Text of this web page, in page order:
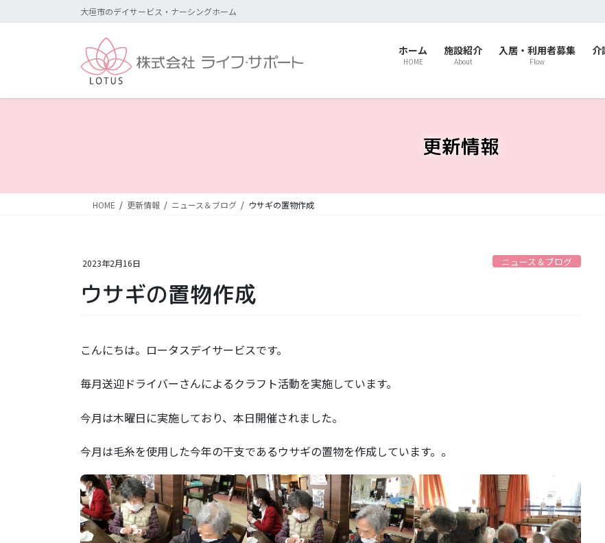
ン
ビ
大垣市のデイサービス・ナーシングホーム
ホーム
HOME
施設紹介
About
入居・利用者募集
Flow
介
更新情報
HOME 更新情報 ニュース＆ブログ ウサギの置物作成
2023年2月16日 ニュース＆ブログ
ウサギの置物作成
こんにちは。ロータスデイサービスです。
毎月送迎ドライバーさんによるクラフト活動を実施しています。
今月は木曜日に実施しており、本日開催されました。
今月は毛糸を使用した今年の干支であるウサギの置物を作成しています。。